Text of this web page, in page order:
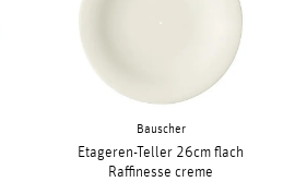
Bauscher
Etageren-Teller 26cm flach
Raffinesse creme